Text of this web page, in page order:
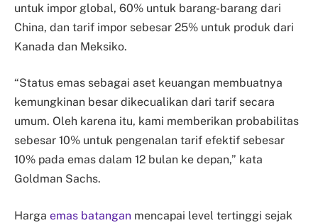
untuk impor global, 60% untuk barang-barang dari
China, dan tarif impor sebesar 25% untuk produk dari
Kanada dan Meksiko.
“Status emas sebagai aset keuangan membuatnya
kemungkinan besar dikecualikan dari tarif secara
umum. Oleh karena itu, kami memberikan probabilitas
sebesar 10% untuk pengenalan tarif efektif sebesar
10% pada emas dalam 12 bulan ke depan,” kata
Goldman Sachs.
Harga emas batangan mencapai level tertinggi sejak